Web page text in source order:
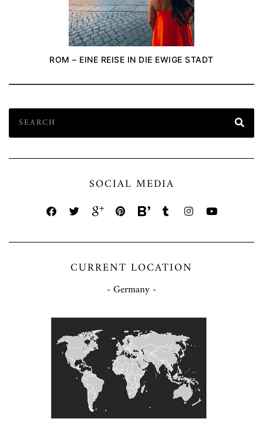
ROM – EINE REISE IN DIE EWIGE STADT
SOCIAL MEDIA
CURRENT LOCATION
- Germany -